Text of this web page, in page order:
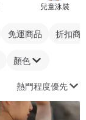
兒童泳裝
免運商品 折扣商
顏色
熱門程度優先